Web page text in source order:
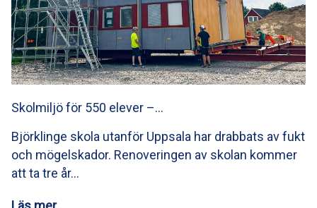
Skolmiljö för 550 elever –…
Björklinge skola utanför Uppsala har drabbats av fukt
och mögelskador. Renoveringen av skolan kommer
att ta tre år…